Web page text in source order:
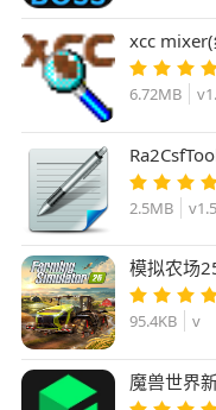
xcc
中文版
6.72MB
v1.5.1
2.5MB
模拟农场
95.4KB v
魔兽世界